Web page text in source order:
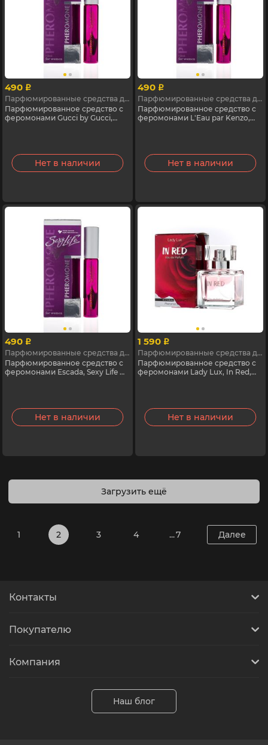
490 p
Парфюмированные средства для женщин с феромонами
Парфюмированное средство с
феромонами Gucci by Gucci,
Нет в наличии
490 p
Парфюмированные средства для женщин с феромонами
Парфюмированное средство с
феромонами L'Eau par Kenzo,
Нет в наличии
490 p
Парфюмированные средства для женщин с феромонами
Парфюмированное средство с
феромонами Escada, Sexy Life №
Нет в наличии
1 590 p
Парфюмированные средства для женщин с феромонами
Парфюмированное средство с
феромонами Lady Lux, In Red,
Нет в наличии
Загрузить ещё
1 2 3 4 ... 7 Далее
Контакты
Покупателю
Компания
Наш блог